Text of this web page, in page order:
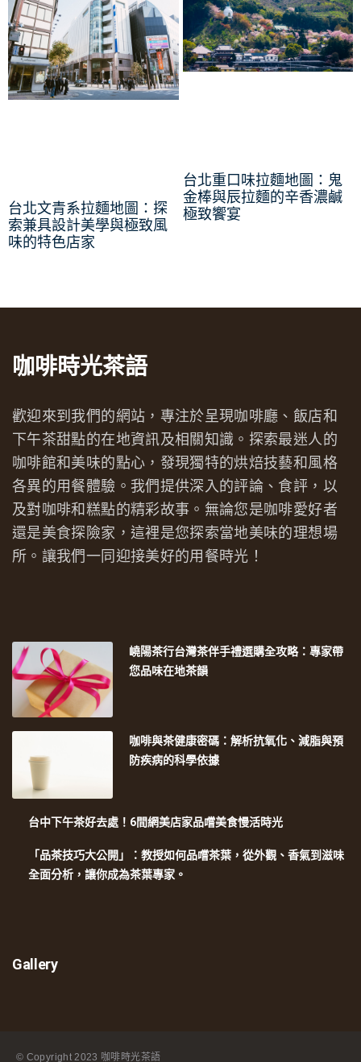
台北文青系拉麵地圖：探
索兼具設計美學與極致風
味的特色店家
台北重口味拉麵地圖：鬼
金棒與辰拉麵的辛香濃鹹
極致饗宴
咖啡時光茶語
歡迎來到我們的網站，專注於呈現咖啡廳、飯店和
下午茶甜點的在地資訊及相關知識。探索最迷人的
咖啡館和美味的點心，發現獨特的烘焙技藝和風格
各異的用餐體驗。我們提供深入的評論、食評，以
及對咖啡和糕點的精彩故事。無論您是咖啡愛好者
還是美食探險家，這裡是您探索當地美味的理想場
所。讓我們一同迎接美好的用餐時光！
嶢陽茶行台灣茶伴手禮選購全攻略：專家帶
您品味在地茶韻
咖啡與茶健康密碼：解析抗氧化、減脂與預
防疾病的科學依據
台中下午茶好去處！6間網美店家品嚐美食慢活時光
「品茶技巧大公開」：教授如何品嚐茶葉，從外觀、香氣到滋味
全面分析，讓你成為茶葉專家。
Gallery
© Copyright 2023 咖啡時光茶語